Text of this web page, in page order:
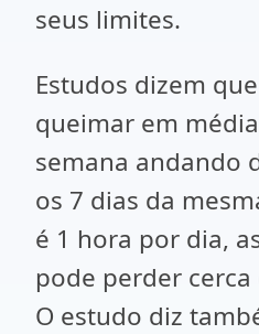
seus limites.
Estudos dizem
queimar em
semana andando
os 7 dias da
é 1 hora por dia,
pode perder
O estudo diz